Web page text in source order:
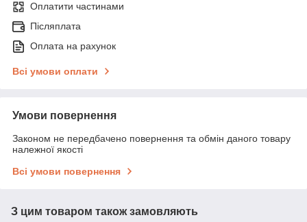
Оплатити частинами
Післяплата
Оплата на рахунок
Всі умови оплати
Умови повернення
Законом не передбачено повернення та обмін даного товару
належної якості
Всі умови повернення
З цим товаром також замовляють